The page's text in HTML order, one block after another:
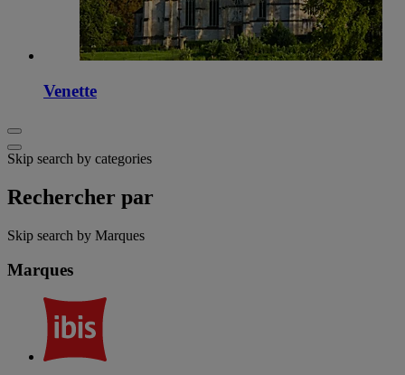
Venette
Skip search by categories
Rechercher par
Skip search by Marques
Marques